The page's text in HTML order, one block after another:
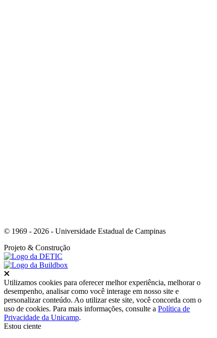
© 1969 - 2026 - Universidade Estadual de Campinas
Projeto & Construção
Utilizamos cookies para oferecer melhor experiência, melhorar o
desempenho, analisar como você interage em nosso site e
personalizar conteúdo. Ao utilizar este site, você concorda com o
uso de cookies. Para mais informações, consulte a Política de
Privacidade da Unicamp.
Estou ciente